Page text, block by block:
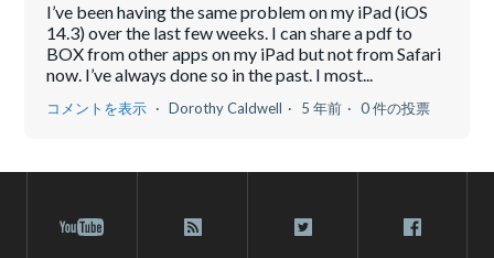
I’ve been having the same problem on my iPad (iOS
14.3) over the last few weeks. I can share a pdf to
BOX from other apps on my iPad but not from Safari
now. I’ve always done so in the past. I most...
コメントを表示 Dorothy Caldwell 5 年前 0 件の投票